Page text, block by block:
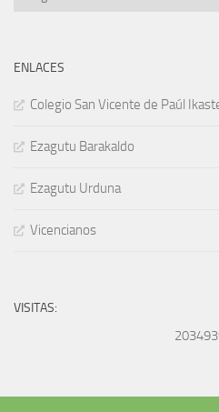
ENLACES
Colegio San Vicente de Paúl
Ezagutu Barakaldo
Ezagutu Urduna
Vicencianos
VISITAS: